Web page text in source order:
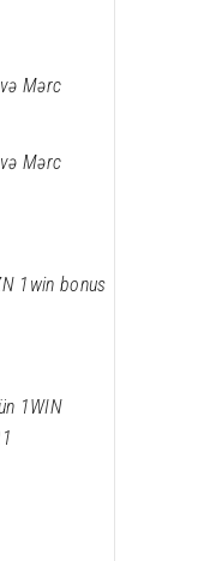
Mərc
Mərc
1win bonus
1WIN